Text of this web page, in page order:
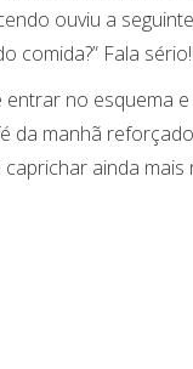
ouviu a
comida?” Fala sério!!
no esquema
da manhã
ainda